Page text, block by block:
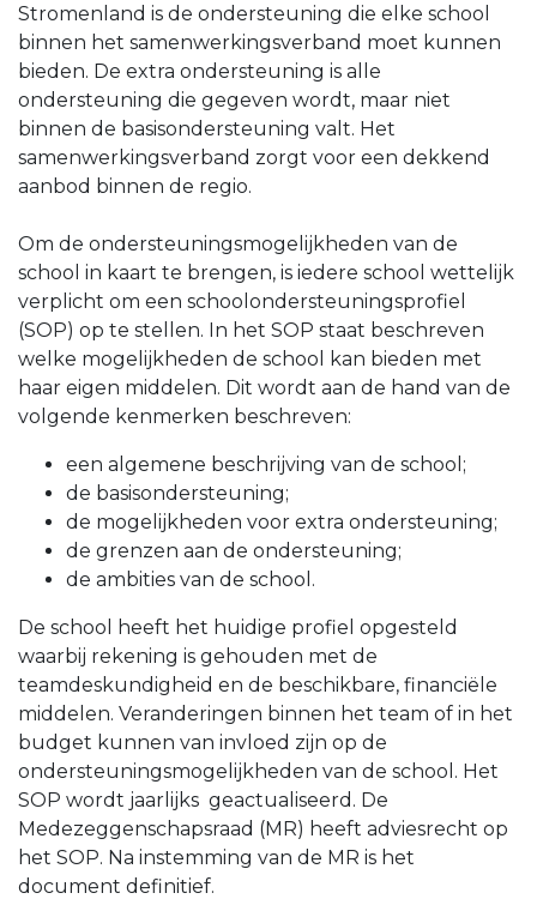
Stromenland is de ondersteuning die elke school
binnen het samenwerkingsverband moet kunnen
bieden. De extra ondersteuning is alle
ondersteuning die gegeven wordt, maar niet
binnen de basisondersteuning valt. Het
samenwerkingsverband zorgt voor een dekkend
aanbod binnen de regio.
Om de ondersteuningsmogelijkheden van de
school in kaart te brengen, is iedere school wettelijk
verplicht om een schoolondersteuningsprofiel
(SOP) op te stellen. In het SOP staat beschreven
welke mogelijkheden de school kan bieden met
haar eigen middelen. Dit wordt aan de hand van de
volgende kenmerken beschreven:
een algemene beschrijving van de school;
de basisondersteuning;
de mogelijkheden voor extra ondersteuning;
de grenzen aan de ondersteuning;
de ambities van de school.
De school heeft het huidige profiel opgesteld
waarbij rekening is gehouden met de
teamdeskundigheid en de beschikbare, financiële
middelen. Veranderingen binnen het team of in het
budget kunnen van invloed zijn op de
ondersteuningsmogelijkheden van de school. Het
SOP wordt jaarlijks geactualiseerd. De
Medezeggenschapsraad (MR) heeft adviesrecht op
het SOP. Na instemming van de MR is het
document definitief.